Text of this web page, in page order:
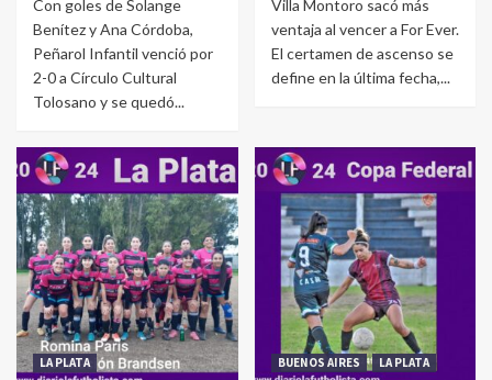
Con goles de Solange
Benítez y Ana Córdoba,
Peñarol Infantil venció por
2-0 a Círculo Cultural
Tolosano y se quedó...
Villa Montoro sacó más
ventaja al vencer a For Ever.
El certamen de ascenso se
define en la última fecha,...
LA PLATA BUENOS AIRES LA PLATA